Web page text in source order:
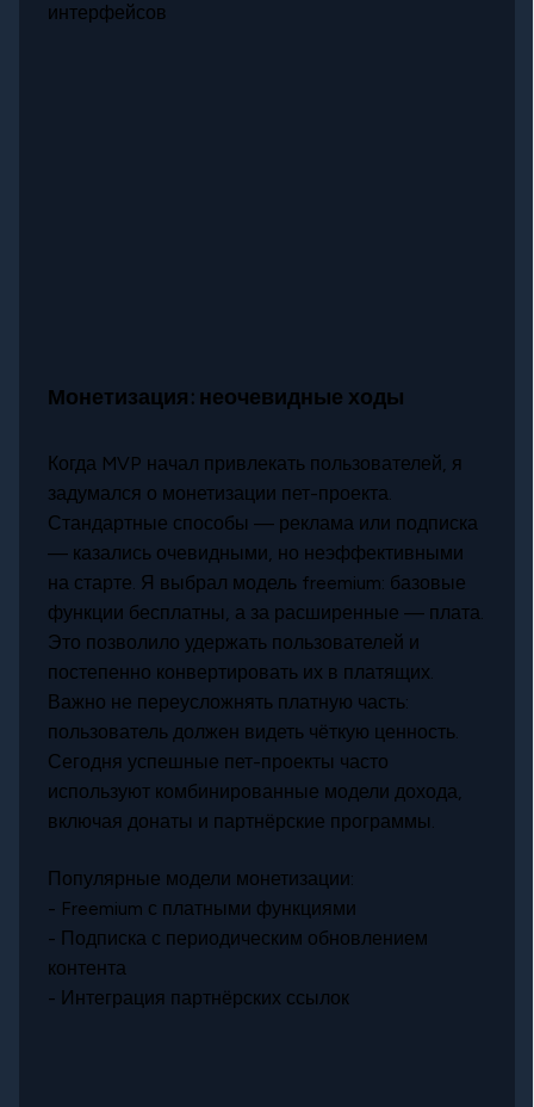
интерфейсов
Монетизация: неочевидные ходы
Когда MVP начал привлекать пользователей, я
задумался о монетизации пет-проекта.
Стандартные способы — реклама или подписка
— казались очевидными, но неэффективными
на старте. Я выбрал модель freemium: базовые
функции бесплатны, а за расширенные — плата.
Это позволило удержать пользователей и
постепенно конвертировать их в платящих.
Важно не переусложнять платную часть:
пользователь должен видеть чёткую ценность.
Сегодня успешные пет-проекты часто
используют комбинированные модели дохода,
включая донаты и партнёрские программы.
Популярные модели монетизации:
- Freemium с платными функциями
- Подписка с периодическим обновлением
контента
- Интеграция партнёрских ссылок